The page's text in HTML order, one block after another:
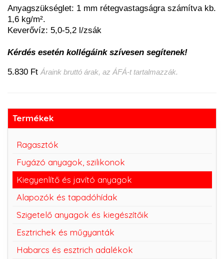
Anyagszükséglet: 1 mm rétegvastagságra számítva kb.
1,6 kg/m².
Keverővíz: 5,0-5,2 l/zsák
Kérdés esetén kollégáink szívesen segítenek!
5.830 Ft Áraink bruttó árak, az ÁFÁ-t tartalmazzák.
Termékek
Ragasztók
Fugázó anyagok, szilikonok
Kiegyenlítő és javító anyagok
Alapozók és tapadóhídak
Szigetelő anyagok és kiegészítőik
Esztrichek és műgyanták
Habarcs és esztrich adalékok